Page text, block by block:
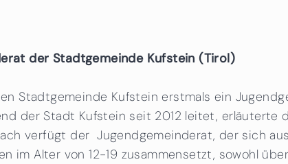
der Stadtgemeinde Kufstein (Tirol)
Stadtgemeinde Kufstein erstmals ein
der Stadt Kufstein seit 2012 leitet, erläuterte
verfügt der Jugendgemeinderat, der sich
im Alter von 12-19 zusammensetzt, sowohl